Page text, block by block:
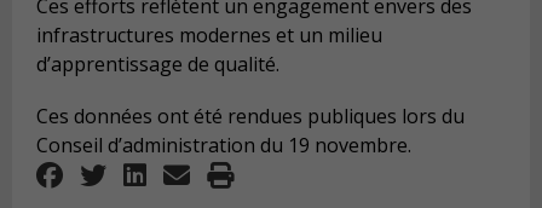
Ces efforts reflètent un engagement envers des
infrastructures modernes et un milieu
d’apprentissage de qualité.
Ces données ont été rendues publiques lors du
Conseil d’administration du 19 novembre.